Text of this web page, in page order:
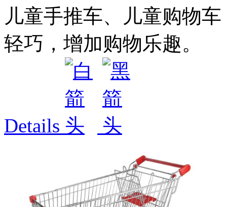
儿童手推车、儿童购物
轻巧，增加购物乐趣。
Details